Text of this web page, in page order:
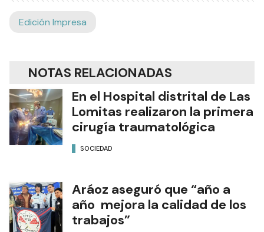
Edición Impresa
NOTAS RELACIONADAS
En el Hospital distrital de Las
Lomitas realizaron la primera
cirugía traumatológica
SOCIEDAD
Aráoz aseguró que “año a
año mejora la calidad de los
trabajos”